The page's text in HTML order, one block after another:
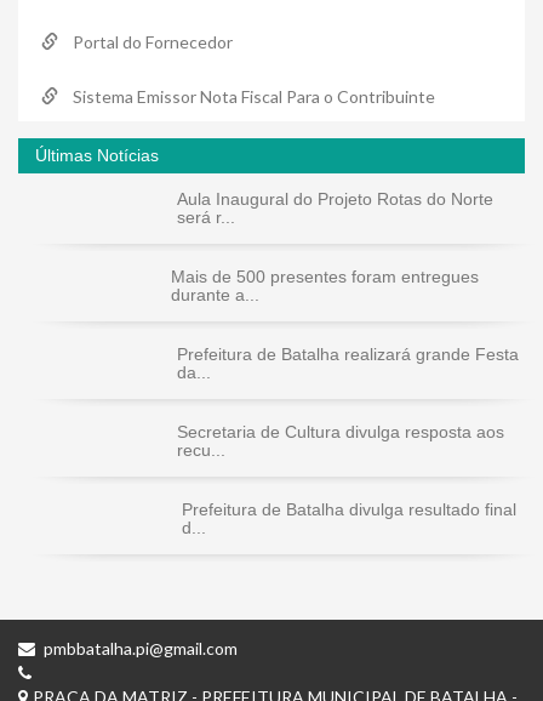
Portal do Fornecedor
Sistema Emissor Nota Fiscal Para o Contribuinte
Últimas Notícias
Aula Inaugural do Projeto Rotas do Norte
será r...
Mais de 500 presentes foram entregues
durante a...
Prefeitura de Batalha realizará grande Festa
da...
Secretaria de Cultura divulga resposta aos
recu...
Prefeitura de Batalha divulga resultado final
d...
pmbbatalha.pi@gmail.com
PRAÇA DA MATRIZ - PREFEITURA MUNICIPAL DE BATALHA -